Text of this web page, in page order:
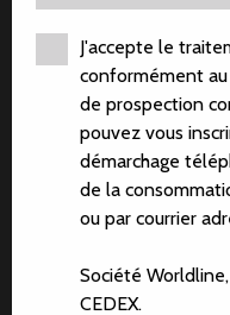
MAISON
J'accepte le
conformément
de prospection
pouvez vous
démarchage
de la
ou par courrier
Société Worldline,
CEDEX.